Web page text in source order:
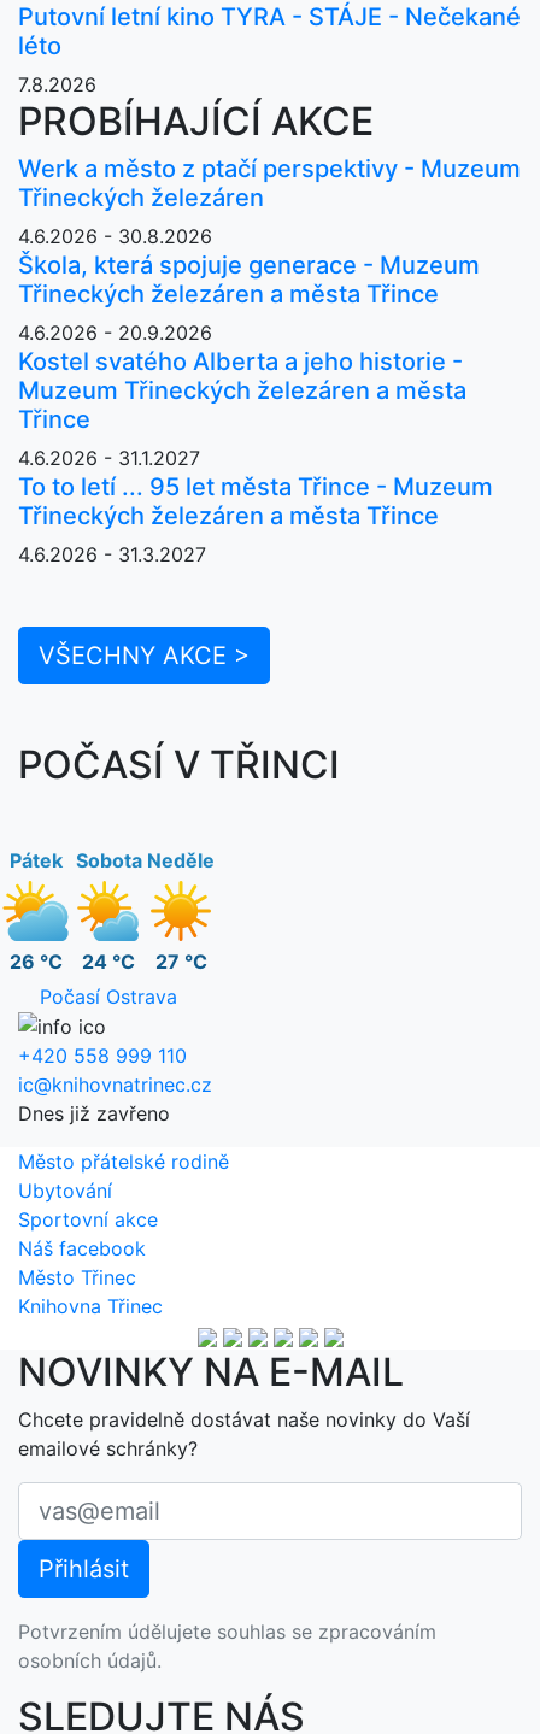
Putovní letní kino TYRA - STÁJE - Nečekané
léto
7.8.2026
PROBÍHAJÍCÍ AKCE
Werk a město z ptačí perspektivy - Muzeum
Třineckých železáren
4.6.2026 - 30.8.2026
Škola, která spojuje generace - Muzeum
Třineckých železáren a města Třince
4.6.2026 - 20.9.2026
Kostel svatého Alberta a jeho historie -
Muzeum Třineckých železáren a města
Třince
4.6.2026 - 31.1.2027
To to letí ... 95 let města Třince - Muzeum
Třineckých železáren a města Třince
4.6.2026 - 31.3.2027
VŠECHNY AKCE >
POČASÍ V TŘINCI
Pátek
26 °C
Sobota
24 °C
Neděle
27 °C
Počasí Ostrava
+420 558 999 110
ic@knihovnatrinec.cz
Dnes již zavřeno
Město přátelské rodině
Ubytování
Sportovní akce
Náš facebook
Město Třinec
Knihovna Třinec
NOVINKY NA E-MAIL
Chcete pravidelně dostávat naše novinky do Vaší
emailové schránky?
Potvrzením údělujete souhlas se zpracováním
osobních údajů.
SLEDUJTE NÁS